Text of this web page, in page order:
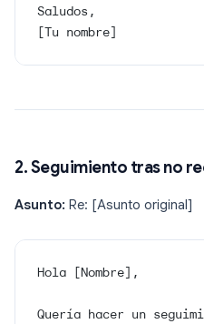
Saludos,
[Tu nombre]
2. Seguimiento tras no
Asunto: Re: [Asunto original]
Hola [Nombre],
Quería hacer un